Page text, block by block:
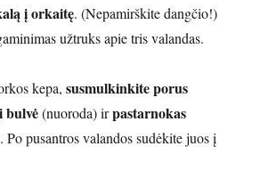
į orkaitę. (Nepamirškite dangčio!)
užtruks apie tris valandas.
kepa,susmulkinkite porus
bulvė(nuoroda) irpastarnokas
Po pusantros valandos sudėkite juos į